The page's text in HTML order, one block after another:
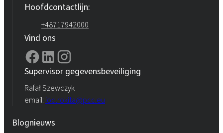
Hoofdcontactlijn:
+48717942000
Vind ons
Supervisor gegevensbeveiliging
Rafał Szewczyk
email: iod.rokita@pcc.eu
Blognieuws